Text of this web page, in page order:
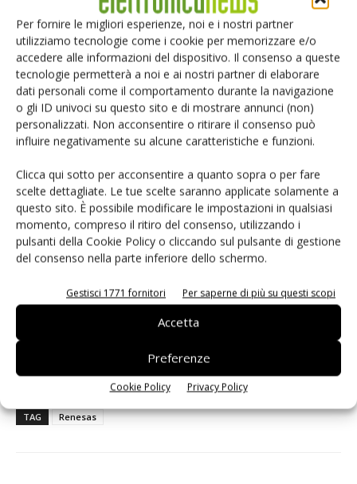
Per fornire le migliori esperienze, noi e i nostri partner
utilizziamo tecnologie come i cookie per memorizzare e/o
accedere alle informazioni del dispositivo. Il consenso a queste
tecnologie permetterà a noi e ai nostri partner di elaborare
dati personali come il comportamento durante la navigazione
o gli ID univoci su questo sito e di mostrare annunci (non)
personalizzati. Non acconsentire o ritirare il consenso può
influire negativamente su alcune caratteristiche e funzioni.
Clicca qui sotto per acconsentire a quanto sopra o per fare
scelte dettagliate. Le tue scelte saranno applicate solamente a
questo sito. È possibile modificare le impostazioni in qualsiasi
momento, compreso il ritiro del consenso, utilizzando i
pulsanti della Cookie Policy o cliccando sul pulsante di gestione
del consenso nella parte inferiore dello schermo.
Gestisci 1771 fornitori Per saperne di più su questi scopi
Accetta
Preferenze
Cookie Policy Privacy Policy
Le funzionalità addizionali di questi nuovi prodotti includono:
Interfaccia a due fili I2C o I3C Basic impostabile
Singolo carico elettrico del bus
Singola alimentazione a 1,8V
Sensore di temperatura integrato con accuratezza di
0,5°C e risoluzione di 0,25°C
Funzione di controllo di parità e di errore di pacchetto
Funzioni di “bus reset” e “bus clear”
Funzione di “in-band interrupt”
Indirizzi I2C e I3C Basic programmabili
Package 2mm x 3mm a 9-pin PSON-8 ad alta
Con questi nuovi prodotti I3C, Renesas offre ora un
completo portafoglio di soluzioni per comunicazioni I3C e
TAG Renesas